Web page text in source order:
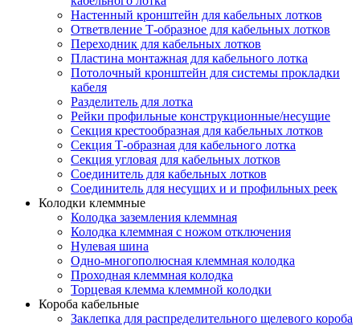
Настенный кронштейн для кабельных лотков
Ответвление Т-образное для кабельных лотков
Переходник для кабельных лотков
Пластина монтажная для кабельного лотка
Потолочный кронштейн для системы прокладки
кабеля
Разделитель для лотка
Рейки профильные конструкционные/несущие
Секция крестообразная для кабельных лотков
Секция Т-образная для кабельного лотка
Секция угловая для кабельных лотков
Соединитель для кабельных лотков
Соединитель для несущих и и профильных реек
Колодки клеммные
Колодка заземления клеммная
Колодка клеммная с ножом отключения
Нулевая шина
Одно-многополюсная клеммная колодка
Проходная клеммная колодка
Торцевая клемма клеммной колодки
Короба кабельные
Заклепка для распределительного щелевого короба